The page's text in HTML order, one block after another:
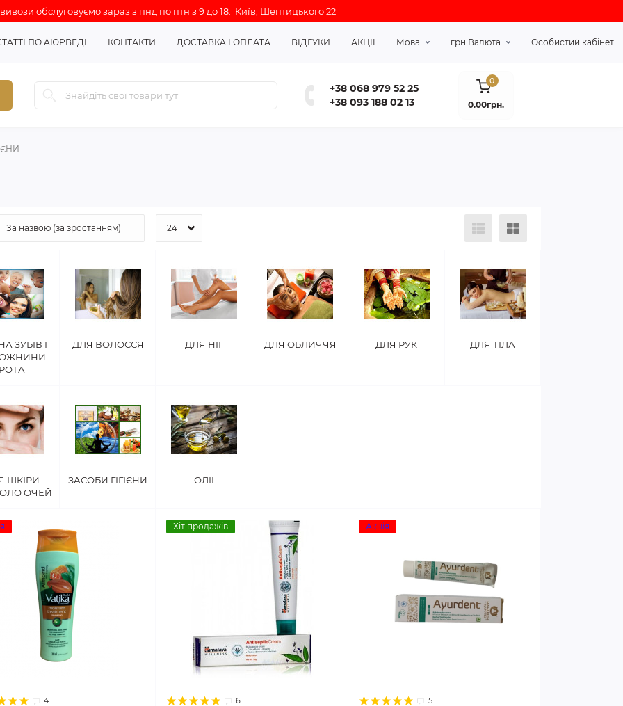
обслуговуємо зараз з пнд по птн з 9 до 18. Київ, Шептицького 22
ПО АЮРВЕДІ КОНТАКТИ ДОСТАВКА І ОПЛАТА ВІДГУКИ АКЦІЇ Мова грн.Валюта Особистий кабінет
+38 068 979 52 25
+38 093 188 02 13
0
0.00грн.
ЗУБІВ І
РОТА
ДЛЯ ВОЛОССЯ ДЛЯ НІГ ДЛЯ ОБЛИЧЧЯ ДЛЯ РУК ДЛЯ ТІЛА
ШКІРИ
ОЧЕЙ
ЗАСОБИ ГІГІЄНИ ОЛІЇ
4
Хіт продажів
6
Акція
5